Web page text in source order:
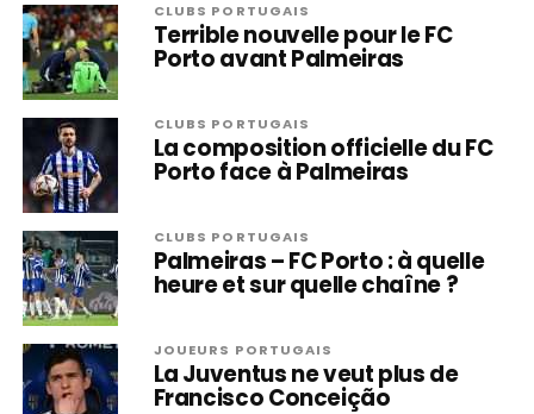
CLUBS PORTUGAIS
Terrible nouvelle pour le FC
Porto avant Palmeiras
CLUBS PORTUGAIS
La composition officielle du FC
Porto face à Palmeiras
CLUBS PORTUGAIS
Palmeiras – FC Porto : à quelle
heure et sur quelle chaîne ?
JOUEURS PORTUGAIS
La Juventus ne veut plus de
Francisco Conceição